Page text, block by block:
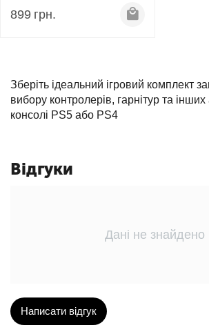
Зберіть ідеальний ігровий комплект
вибору контролерів, гарнітур та інших
консолі PS5 або PS4
899 грн.
Відгуки
Дані не знайдено
Написати відгук